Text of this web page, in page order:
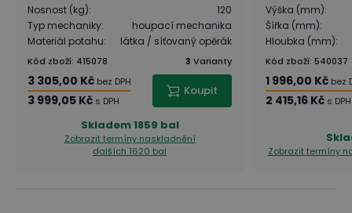
Nosnost (kg):
120
Typ mechaniky:
houpací mechanika
Materiál potahu: látka / síťovaný opěrák
Kód zboží: 415078 3 Varianty
3 305,00 Kč bez DPH
3 999,05 Kč s DPH
Koupit
Skladem1859 bal
Zobrazit termíny naskladnění
dalších 1620 bal
Výška (mm):
Šířka (mm):
Hloubka (mm):
Kód zboží: 540037
1 996,00 Kč bez
2 415,16 Kč s DPH
Zobrazit termíny